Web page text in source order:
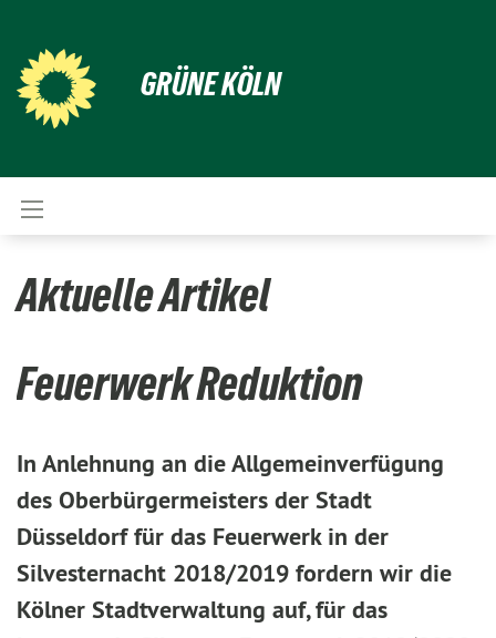
GRÜNE KÖLN
Aktuelle Artikel
Feuerwerk Reduktion
In Anlehnung an die Allgemeinverfügung
des Oberbürgermeisters der Stadt
Düsseldorf für das Feuerwerk in der
Silvesternacht 2018/2019 fordern wir die
Kölner Stadtverwaltung auf, für das